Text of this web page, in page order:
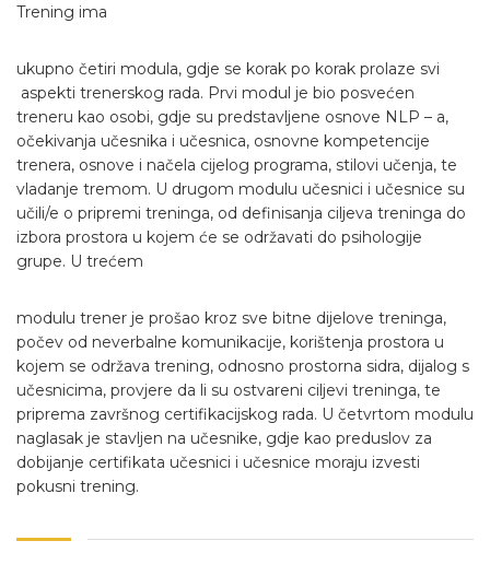
Trening ima
ukupno četiri modula, gdje se korak po korak prolaze svi
aspekti trenerskog rada. Prvi modul je bio posvećen
treneru kao osobi, gdje su predstavljene osnove NLP – a,
očekivanja učesnika i učesnica, osnovne kompetencije
trenera, osnove i načela cijelog programa, stilovi učenja, te
vladanje tremom. U drugom modulu učesnici i učesnice su
učili/e o pripremi treninga, od definisanja ciljeva treninga do
izbora prostora u kojem će se održavati do psihologije
grupe. U trećem
modulu trener je prošao kroz sve bitne dijelove treninga,
počev od neverbalne komunikacije, korištenja prostora u
kojem se održava trening, odnosno prostorna sidra, dijalog s
učesnicima, provjere da li su ostvareni ciljevi treninga, te
priprema završnog certifikacijskog rada. U četvrtom modulu
naglasak je stavljen na učesnike, gdje kao preduslov za
dobijanje certifikata učesnici i učesnice moraju izvesti
pokusni trening.